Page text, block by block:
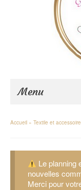
Menu
Accueil » Textile et
Le planning
nouvelles
Merci pour